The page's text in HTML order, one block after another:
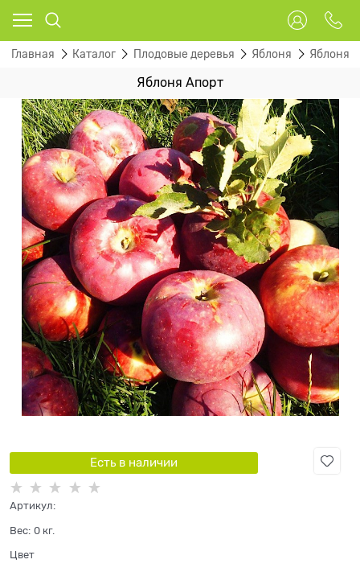
Главная Каталог Плодовые деревья Яблоня Яблоня
Яблоня Апорт
Есть в наличии
Артикул:
Вес: 0 кг.
Цвет